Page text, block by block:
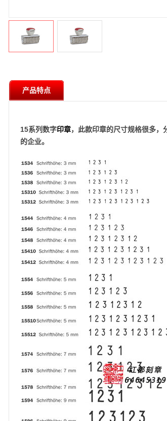
产品特点
15系列数字印章，此款印章的尺寸规格很多
的企业。